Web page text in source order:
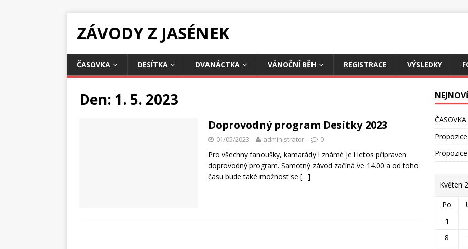
ZÁVODY Z JASÉNEK
ČASOVKA DESÍTKA DVANÁCTKA VÁNOČNÍ BĚH REGISTRACE VÝSLEDKY
Den: 1. 5. 2023
Doprovodný program Desítky 2023
01/05/2023 administrator 0
Pro všechny fanoušky, kamarády i známé je i letos připraven
doprovodný program. Samotný závod začíná ve 14.00 a od toho
času bude také možnost se […]
Květen
Po
1
8